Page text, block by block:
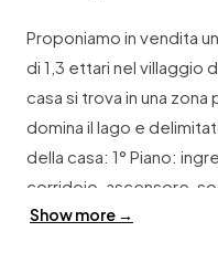
Proponiamo in vendita
di 1,3 ettari nel villaggio
casa si trova in una
domina il lago e
della casa: 1° Piano:
corridoio, ascensore,
da pranzo, dispensa,
Show more →